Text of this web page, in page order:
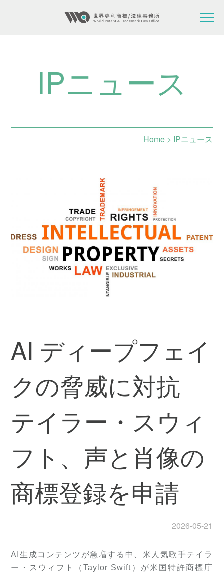
IPニュース
Home> IPニュース
AI ディープフェイ
クの脅威に対抗
テイラー・スウィ
フト、声と肖像の
商標登録を申請
2026-05-21
AI生成コンテンツが急増する中、米人気歌手テイラ
ー・スウィフト（Taylor Swift）が米国特許商標庁